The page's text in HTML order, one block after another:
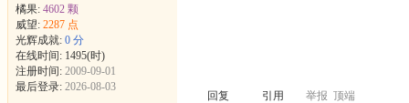
橘果: 4602 颗
威望: 2287 点
光辉成就: 0 分
在线时间: 1495(时)
注册时间: 2009-09-01
最后登录: 2026-08-03
回复 引用 举报 顶端